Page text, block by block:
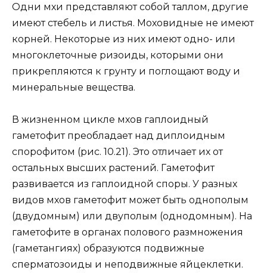
Одни мхи представляют собой таллом, другие
имеют стебель и листья. Моховидные не имеют
корней. Некоторые из них имеют одно- или
многоклеточные ризоиды, которыми они
прикрепляются к грунту и поглощают воду и
минеральные вещества.
В жизненном цикле мхов гаплоидный
гаметофит преобладает над диплоидным
спорофитом (рис. 10.21). Это отличает их от
остальных высших растений. Гаметофит
развивается из гаплоидной споры. У разных
видов мхов гаметофит может быть однополым
(двудомным) или двуполым (однодомным). На
гаметофите в органах полового размножения
(гаметангиях) образуются подвижные
сперматозоиды и неподвижные яйцеклетки.